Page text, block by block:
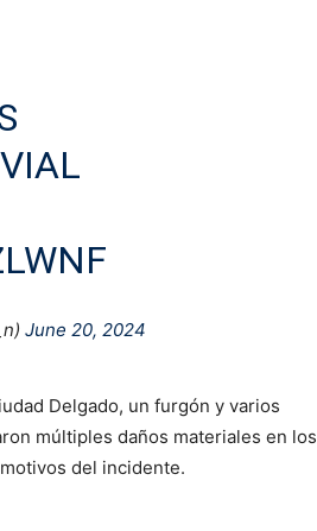
June 20, 2024
Delgado, un furgón y varios
múltiples daños materiales en los
del incidente.